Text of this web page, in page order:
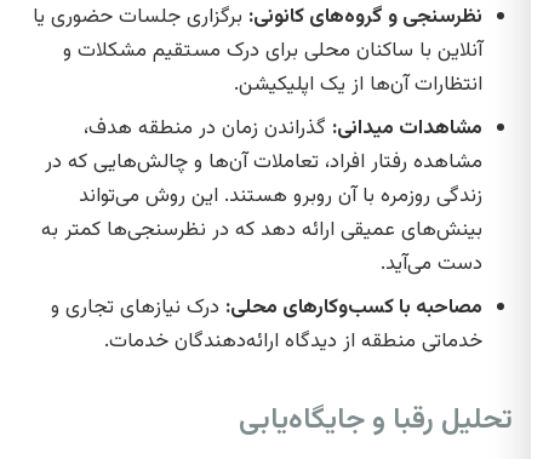
نظرسنجی و گروه‌های کانونی: برگزاری جلسات حضوری یا
آنلاین با ساکنان محلی برای درک مستقیم مشکلات و
انتظارات آن‌ها از یک اپلیکیشن.
مشاهدات میدانی: گذراندن زمان در منطقه هدف،
مشاهده رفتار افراد، تعاملات آن‌ها و چالش‌هایی که در
زندگی روزمره با آن روبرو هستند. این روش می‌تواند
بینش‌های عمیقی ارائه دهد که در نظرسنجی‌ها کمتر به
دست می‌آید.
مصاحبه با کسب‌وکارهای محلی: درک نیازهای تجاری و
خدماتی منطقه از دیدگاه ارائه‌دهندگان خدمات.
تحلیل رقبا و جایگاه‌یابی